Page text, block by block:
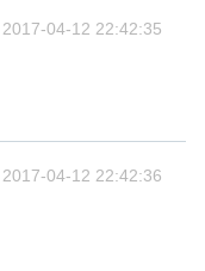
2017-04-12 22:42:35
2017-04-12 22:42:36